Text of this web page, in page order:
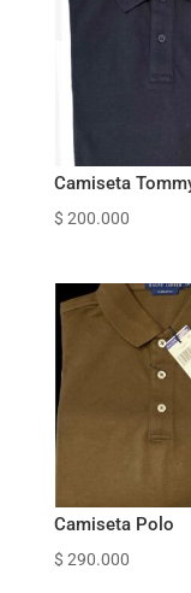
Camiseta
$ 200.000
Camiseta Polo
$ 290.000